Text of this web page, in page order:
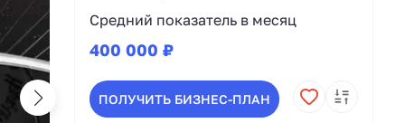
Средний показатель в месяц
400 000 ₽
ПОЛУЧИТЬ БИЗНЕС-ПЛАН